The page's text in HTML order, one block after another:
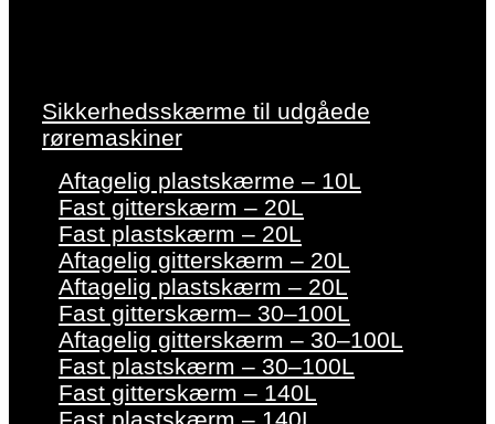
Sikkerhedsskærme til udgåede
røremaskiner
Aftagelig plastskærme – 10L
Fast gitterskærm – 20L
Fast plastskærm – 20L
Aftagelig gitterskærm – 20L
Aftagelig plastskærm – 20L
Fast gitterskærm– 30–100L
Aftagelig gitterskærm – 30–100L
Fast plastskærm – 30–100L
Fast gitterskærm – 140L